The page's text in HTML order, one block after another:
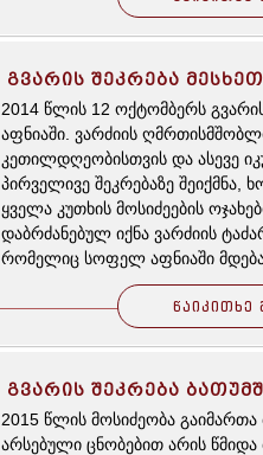
ᲒᲕᲐᲠᲘᲡ ᲨᲔᲙᲠᲔᲑᲐ
2014 წლის 12 ოქტომბერს
აფნიაში. ვარძიის
კეთილდღეობისთვის და ასევე
პირველივე შეკრებაზე
ყველა კუთხის მოსიძეების
დაბრძანებულ იქნა ვარძიის
რომელიც სოფელ აფნიაში
შეიკრიბნენ ერთ-ერთ
აღინიშნა მოსიძეობა 2014.წაიკითხე
ᲒᲕᲐᲠᲘᲡ ᲨᲔᲙᲠᲔᲑᲐ
2015 წლის მოსიძეობა გაიმართა
არსებული ცნობებით არის